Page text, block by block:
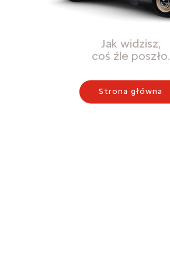
Jak widzisz,
coś źle poszło.
Strona główna